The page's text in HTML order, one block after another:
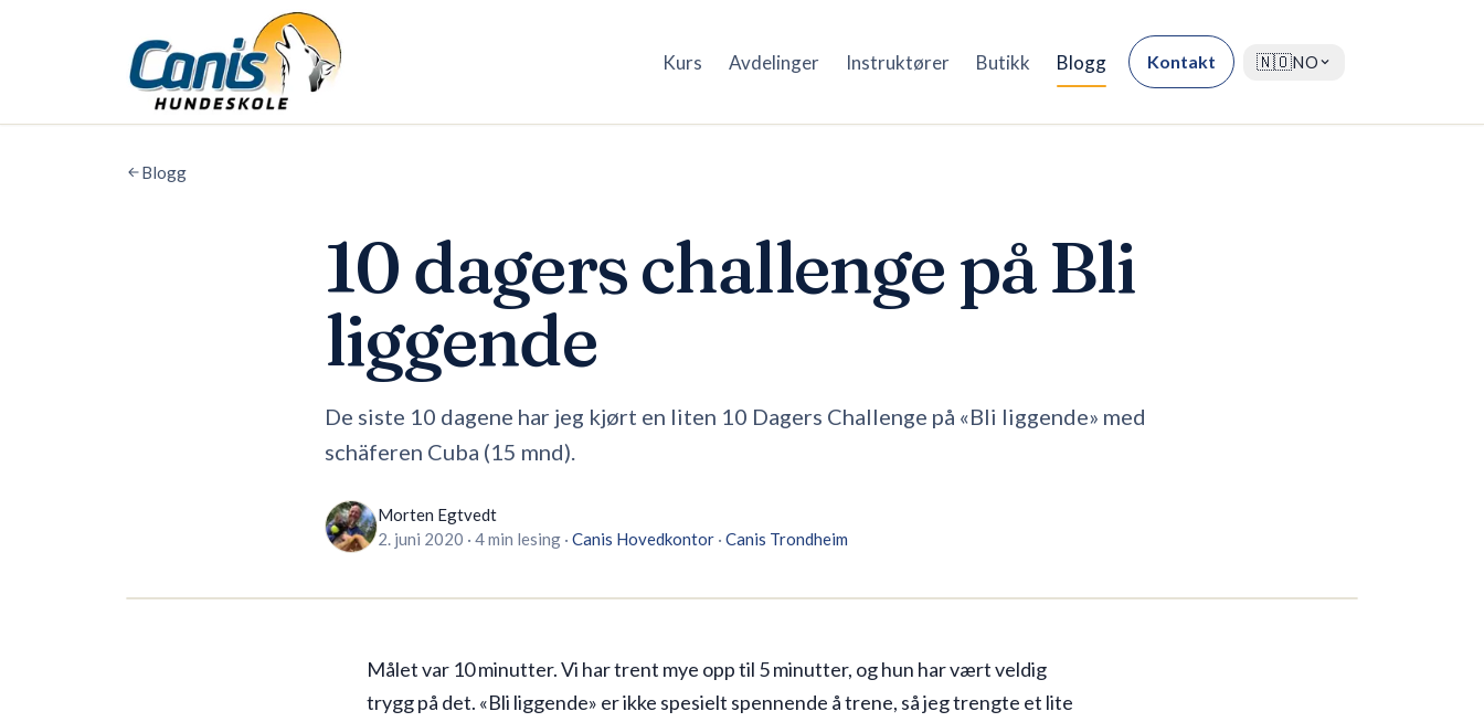
Kurs Avdelinger Instruktører Butikk Blogg Kontakt 🇳🇴NO
Blogg
10 dagers challenge på Bli
liggende
De siste 10 dagene har jeg kjørt en liten 10 Dagers Challenge på «Bli liggende» med
schäferen Cuba (15 mnd).
Morten Egtvedt
2. juni 2020 · 4 min lesing · Canis Hovedkontor · Canis Trondheim
Målet var 10 minutter. Vi har trent mye opp til 5 minutter, og hun har vært veldig
trygg på det. «Bli liggende» er ikke spesielt spennende å trene, så jeg trengte et lite